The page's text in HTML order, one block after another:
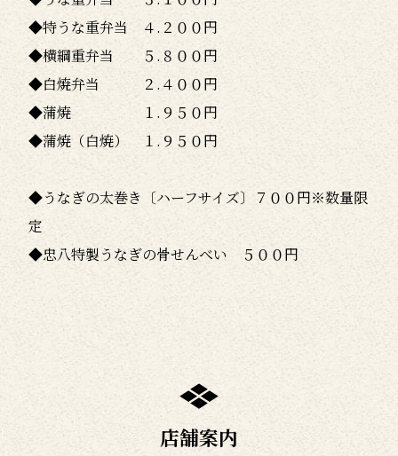
◆特うな重弁当 ４.２００円
◆横綱重弁当 ５.８００円
◆白焼弁当 ２.４００円
◆蒲焼 １.９５０円
◆蒲焼（白焼） １.９５０円
◆うなぎの太巻き〔ハーフサイズ〕７００円※数量限
定
◆忠八特製うなぎの骨せんべい ５００円
店舗案内